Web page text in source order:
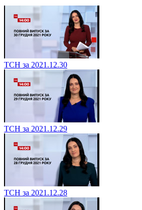
ТСН за 2021.12.30
ТСН за 2021.12.29
ТСН за 2021.12.28